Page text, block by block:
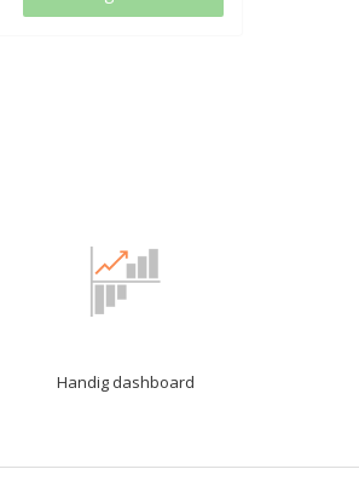
Handig dashboard